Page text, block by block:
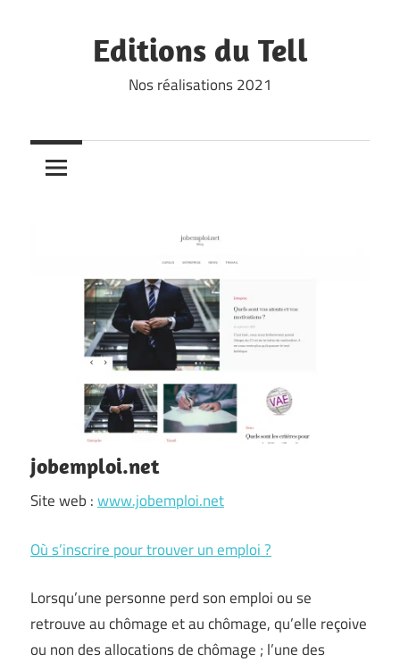
Editions du Tell
Nos réalisations 2021
jobemploi.net
Site web :www.jobemploi.net
Où s’inscrire pour trouver un emploi ?
Lorsqu’une personne perd son emploi ou se
retrouve au chômage et au chômage, qu’elle reçoive
ou non des allocations de chômage ; l’une des